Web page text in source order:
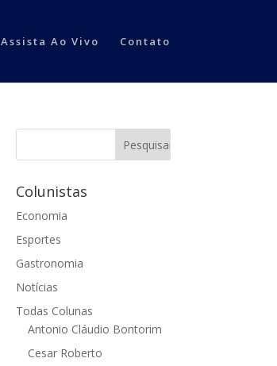
Assista Ao Vivo Contato
Colunistas
Economia
Esportes
Gastronomia
Notícias
Todas Colunas
Antonio Cláudio Bontorim
Cesar Roberto